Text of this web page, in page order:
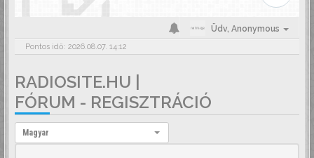
Üdv, Anonymous
Pontos idő: 2026.08.07. 14:12
RADIOSITE.HU |
FÓRUM - REGISZTRÁCIÓ
Nyelv:
Magyar